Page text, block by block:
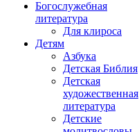
Богослужебная
литература
Для клироса
Детям
Азбука
Детская Библия
Детская
художественная
литература
Детские